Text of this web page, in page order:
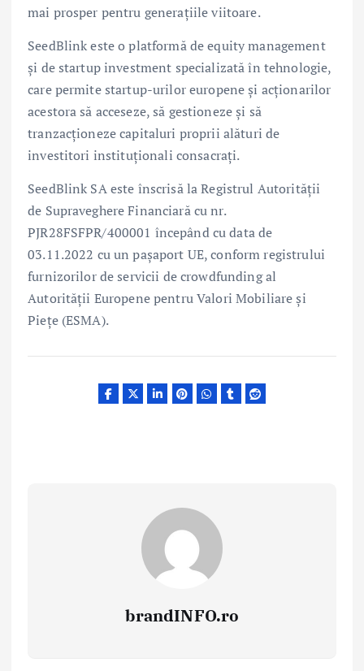
mai prosper pentru generațiile viitoare.
SeedBlink este o platformă de equity management
și de startup investment specializată în tehnologie,
care permite startup-urilor europene și acționarilor
acestora să acceseze, să gestioneze și să
tranzacționeze capitaluri proprii alături de
investitori instituționali consacrați.
SeedBlink SA este înscrisă la Registrul Autorității
de Supraveghere Financiară cu nr.
PJR28FSFPR/400001 începând cu data de
03.11.2022 cu un pașaport UE, conform registrului
furnizorilor de servicii de crowdfunding al
Autorității Europene pentru Valori Mobiliare și
Piețe (ESMA).
brandINFO.ro